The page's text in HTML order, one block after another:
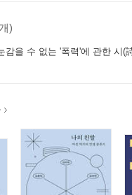
)
감을 수 없는 '폭력'에 관한 시(